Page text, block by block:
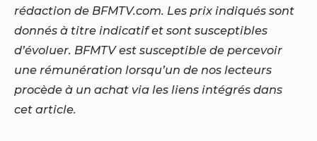
rédaction de BFMTV.com. Les prix indiqués sont
donnés à titre indicatif et sont susceptibles
d’évoluer. BFMTV est susceptible de percevoir
une rémunération lorsqu’un de nos lecteurs
procède à un achat via les liens intégrés dans
cet article.